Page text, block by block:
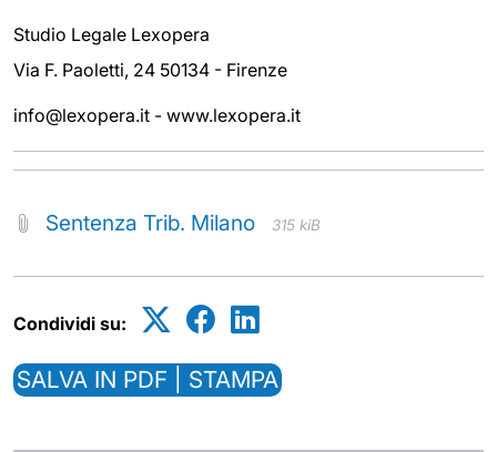
Studio Legale Lexopera
Via F. Paoletti, 24 50134 - Firenze
info@lexopera.it - www.lexopera.it
Sentenza Trib. Milano 315 kiB
Condividi su:
SALVA IN PDF | STAMPA